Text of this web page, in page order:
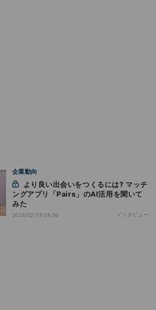
企業動向
ングアプリ「Pairs」のAI活用を聞いて
みた
2024/02/14 08:00 インタビュー